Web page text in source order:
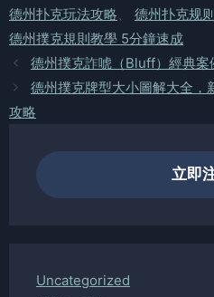
德州扑克玩法攻略、 德州扑克规
德州撲克規則教學 5分鐘速成
德州撲克詐唬（Bluff）經典
德州撲克牌型大小圖解大全，
攻略
立即
Uncategorized